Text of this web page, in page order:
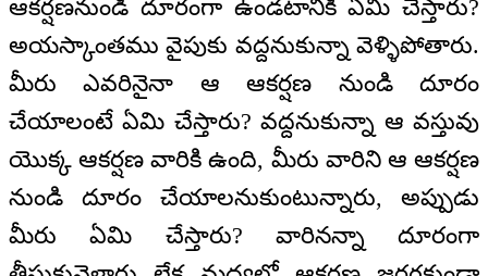
ఆకర్షణనుండి దూరంగా ఉండటానికి ఏమి చేస్తారు?
అయస్కాంతము వైపుకు వద్దనుకున్నా వెళ్ళిపోతారు.
మీరు ఎవరినైనా ఆ ఆకర్షణ నుండి దూరం
చేయాలంటే ఏమి చేస్తారు? వద్దనుకున్నా ఆ వస్తువు
యొక్క ఆకర్షణ వారికి ఉంది, మీరు వారిని ఆ ఆకర్షణ
నుండి దూరం చేయాలనుకుంటున్నారు, అప్పుడు
మీరు ఏమి చేస్తారు? వారినన్నా దూరంగా